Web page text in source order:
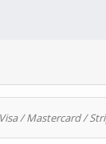
Visa / Mastercard /